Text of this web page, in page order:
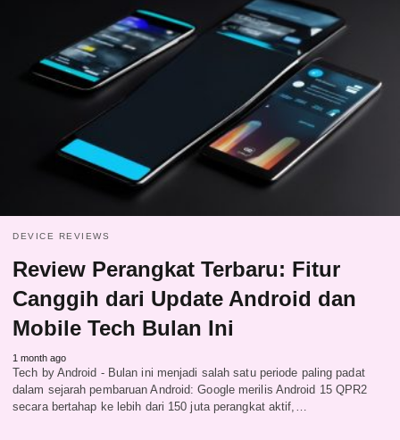
DEVICE REVIEWS
Review Perangkat Terbaru: Fitur
Canggih dari Update Android dan
Mobile Tech Bulan Ini
1 month ago
Tech by Android - Bulan ini menjadi salah satu periode paling padat
dalam sejarah pembaruan Android: Google merilis Android 15 QPR2
secara bertahap ke lebih dari 150 juta perangkat aktif,…